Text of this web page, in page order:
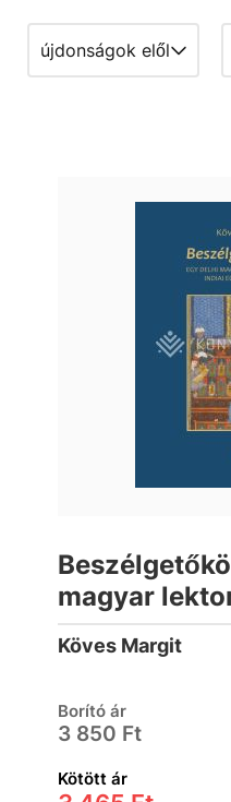
magyar
Köves Margit
Borító ár
3 850 Ft
Kötött ár